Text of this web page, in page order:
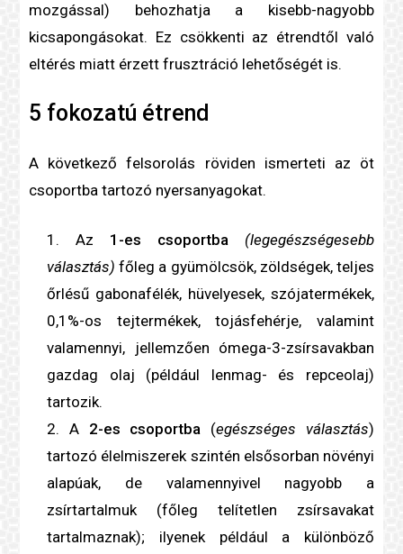
mozgással) behozhatja a kisebb-nagyobb
kicsapongásokat. Ez csökkenti az étrendtől való
eltérés miatt érzett frusztráció lehetőségét is.
5 fokozatú étrend
A következő felsorolás röviden ismerteti az öt
csoportba tartozó nyersanyagokat.
Az 1-es csoportba (legegészségesebb
választás) főleg a gyümölcsök, zöldségek, teljes
őrlésű gabonafélék, hüvelyesek, szójatermékek,
0,1%-os tejtermékek, tojásfehérje, valamint
valamennyi, jellemzően ómega-3-zsírsavakban
gazdag olaj (például lenmag- és repceolaj)
tartozik.
A 2-es csoportba (egészséges választás)
tartozó élelmiszerek szintén elsősorban növényi
alapúak, de valamennyivel nagyobb a
zsírtartalmuk (főleg telítetlen zsírsavakat
tartalmaznak); ilyenek például a különböző